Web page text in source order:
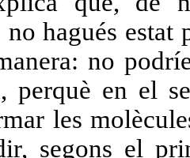
hagués
no
perquè en el
les
segons el